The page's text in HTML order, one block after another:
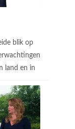
blik op
land en in